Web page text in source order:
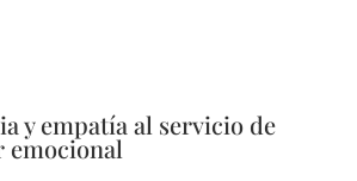
y empatía al servicio de
emocional